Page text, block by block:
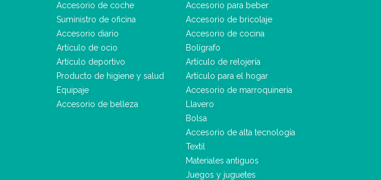
Accesorio de coche
Suministro de oficina
Accesorio diario
Artículo de ocio
Artículo deportivo
Producto de higiene y salud
Equipaje
Accesorio de belleza
Accesorio para beber
Accesorio de bricolaje
Accesorio de cocina
Bolígrafo
Artículo de relojería
Artículo para el hogar
Accesorio de marroquinería
Llavero
Bolsa
Accesorio de alta tecnología
Textil
Materiales antiguos
Juegos y juguetes